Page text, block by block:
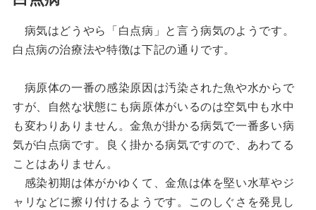
病気はどうやら「白点病」と言う病気のようです。
白点病の治療法や特徴は下記の通りです。
病原体の一番の感染原因は汚染された魚や水からで
すが、自然な状態にも病原体がいるのは空気中も水中
も変わりありません。金魚が掛かる病気で一番多い病
気が白点病です。良く掛かる病気ですので、あわてる
ことはありません。
感染初期は体がかゆくて、金魚は体を堅い水草やジ
ャリなどに擦り付けるようです。このしぐさを発見し